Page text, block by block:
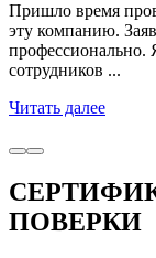
Пришло время
эту компанию.
профессионально.
сотрудников ...
Читать далее
ПОВЕРКИ